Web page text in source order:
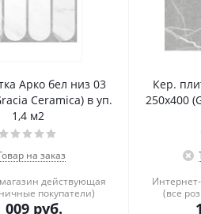
Арко бел низ 03
Ceramica) в уп.
1,4 м2
на заказ
действующая
покупатели)
009 руб.
Кер.
250х400
(все